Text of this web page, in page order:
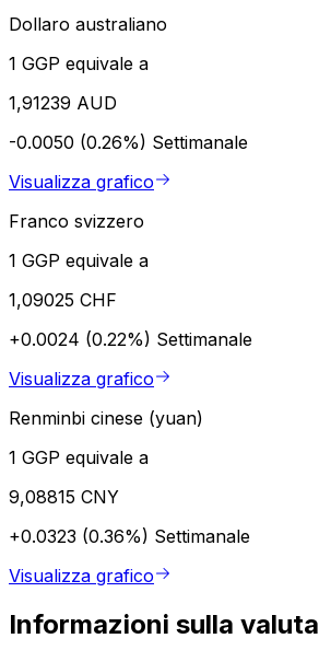
Dollaro australiano
1 GGP equivale a
1,91239 AUD
-0.0050 (0.26%) Settimanale
Visualizza grafico
Franco svizzero
1 GGP equivale a
1,09025 CHF
+0.0024 (0.22%) Settimanale
Visualizza grafico
Renminbi cinese (yuan)
1 GGP equivale a
9,08815 CNY
+0.0323 (0.36%) Settimanale
Visualizza grafico
Informazioni sulla valuta